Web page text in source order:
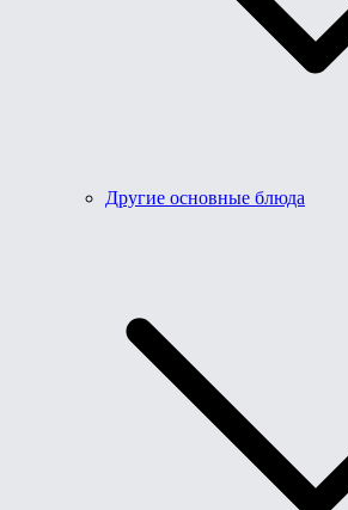
Другие основные блюда